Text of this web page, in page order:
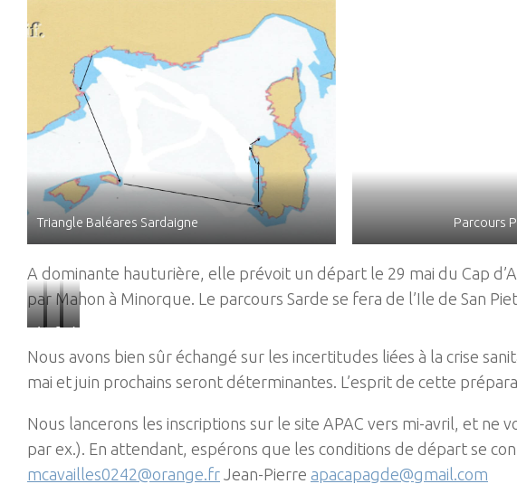
Triangle Baléares Sardaigne Parcours
A dominante hauturière, elle prévoit un départ le 29 mai du Cap
par Mahon à Minorque. Le parcours Sarde se fera de l’Ile de San
Mahon
Caloforte
Asinara
Nous avons bien sûr échangé sur les incertitudes liées à la crise
mai et juin prochains seront déterminantes. L’esprit de cette
Nous lancerons les inscriptions sur le site APAC vers mi-avril, et
par ex.). En attendant, espérons que les conditions de départ se
mcavailles0242@orange.fr Jean-Pierre apacapagde@gmail.com